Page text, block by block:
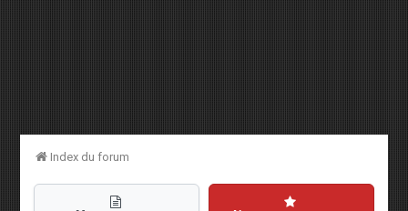
Index du forum